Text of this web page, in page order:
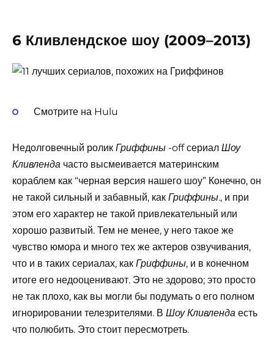
6 Кливлендское шоу (2009–2013)
Смотрите на Hulu
Недолговечный ролик Гриффины -off сериал Шоу
Кливленда часто высмеивается материнским
кораблем как “черная версия нашего шоу” Конечно, он
не такой сильный и забавный, как Гриффины., и при
этом его характер не такой привлекательный или
хорошо развитый. Тем не менее, у него такое же
чувство юмора и много тех же актеров озвучивания,
что и в таких сериалах, как Гриффины, и в конечном
итоге его недооценивают. Это не здорово; это просто
не так плохо, как вы могли бы подумать о его полном
игнорировании телезрителями. В Шоу Кливленда есть
что полюбить. Это стоит пересмотреть.